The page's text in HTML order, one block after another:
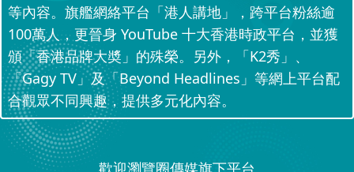
等內容。旗艦網絡平台「港人講地」，跨平台粉絲逾
100萬人，更晉身 YouTube 十大香港時政平台，並獲
頒「香港品牌大奬」的殊榮。另外，「K2秀」、
「Gagy TV」及「Beyond Headlines」等網上平台配
合觀眾不同興趣，提供多元化內容。
歡迎瀏覽圈傳媒旗下平台